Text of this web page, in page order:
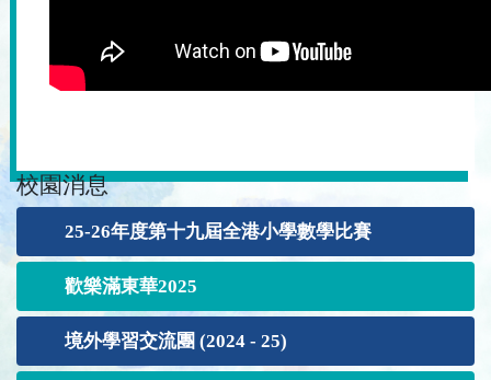
校園消息
25-26年度第十九屆全港小學數學比賽
歡樂滿東華2025
境外學習交流團 (2024 - 25)